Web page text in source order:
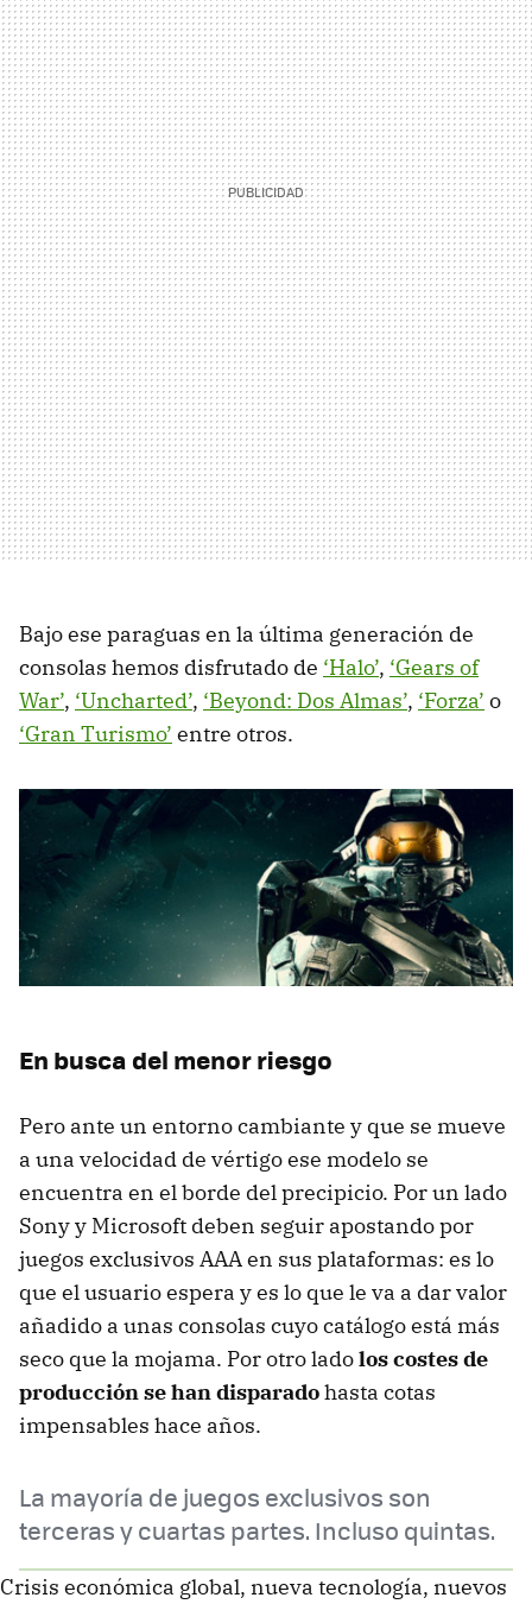
Bajo ese paraguas en la última generación de
consolas hemos disfrutado de ‘Halo’, ‘Gears of
War’, ‘Uncharted’, ‘Beyond: Dos Almas’, ‘Forza’ o
‘Gran Turismo’ entre otros.
En busca del menor riesgo
Pero ante un entorno cambiante y que se mueve
a una velocidad de vértigo ese modelo se
encuentra en el borde del precipicio. Por un lado
Sony y Microsoft deben seguir apostando por
juegos exclusivos AAA en sus plataformas: es lo
que el usuario espera y es lo que le va a dar valor
añadido a unas consolas cuyo catálogo está más
seco que la mojama. Por otro ladolos costes de
producción se han disparadohasta cotas
impensables hace años.
La mayoría de juegos exclusivos son
terceras y cuartas partes. Incluso quintas.
Crisis económica global, nueva tecnología, nuevos